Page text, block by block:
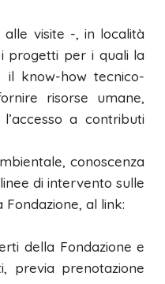
visite -, in località
i progetti per i quali la
il know-how tecnico-
risorse umane,
a contributi
conoscenza
di intervento sulle
al link:
della Fondazione e
previa prenotazione